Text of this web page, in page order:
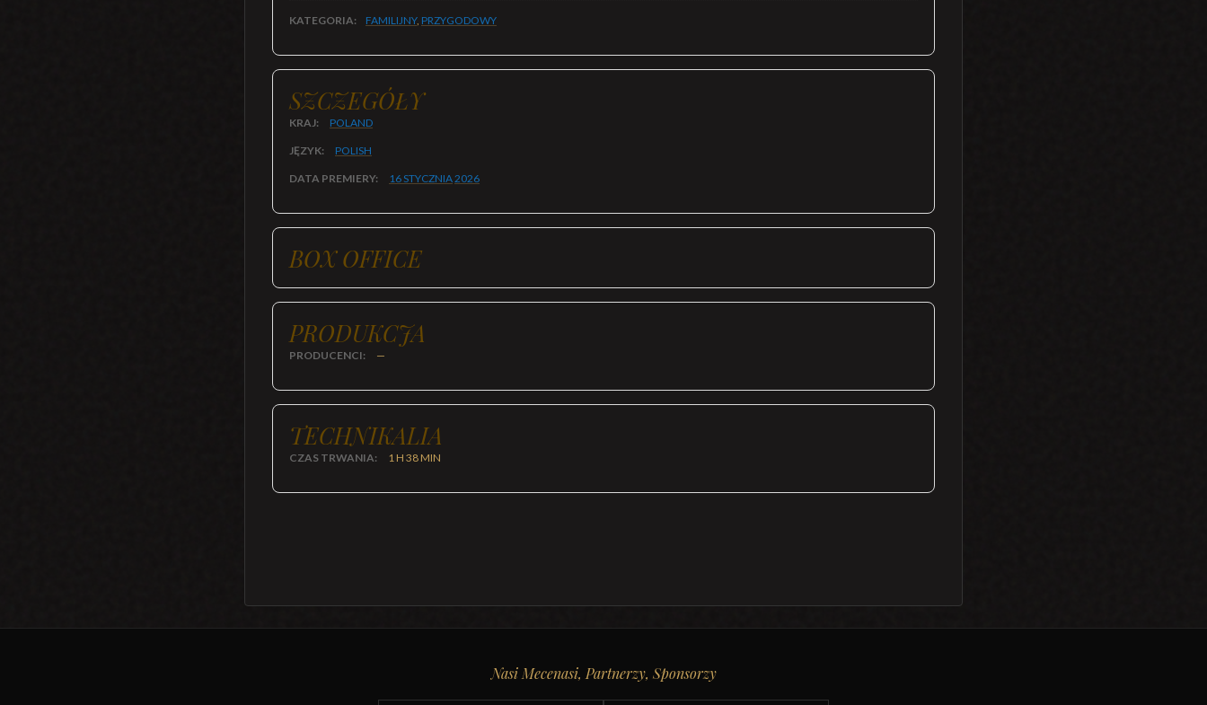
KATEGORIA: FAMILIJNY, PRZYGODOWY
SZCZEGÓŁY
KRAJ: POLAND
JĘZYK: POLISH
DATA PREMIERY: 16 STYCZNIA2026
BOX OFFICE
PRODUKCJA
PRODUCENCI: —
TECHNIKALIA
CZAS TRWANIA: 1 H 38 MIN
Nasi Mecenasi, Partnerzy, Sponsorzy